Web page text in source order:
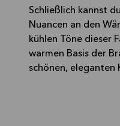
Schließlich kannst
Nuancen an den
kühlen Töne dieser
warmen Basis der
schönen, eleganten